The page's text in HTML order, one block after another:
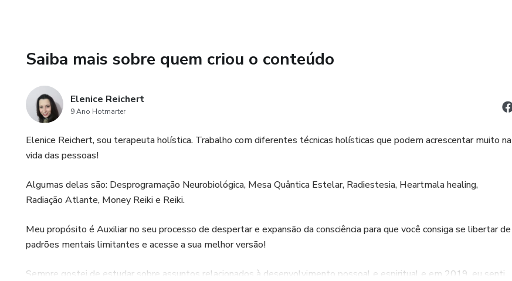
Saiba mais sobre quem criou o conteúdo
Elenice Reichert
9 Ano Hotmarter
Elenice Reichert, sou terapeuta holística. Trabalho com diferentes técnicas holísticas que podem acrescentar muito na
vida das pessoas!
Algumas delas são: Desprogramação Neurobiológica, Mesa Quântica Estelar, Radiestesia, Heartmala healing,
Radiação Atlante, Money Reiki e Reiki.
Meu propósito é Auxiliar no seu processo de despertar e expansão da consciência para que você consiga se libertar de
padrões mentais limitantes e acesse a sua melhor versão!
Sempre gostei de estudar sobre assuntos relacionados à desenvolvimento possoal e espiritual e em 2019, eu senti